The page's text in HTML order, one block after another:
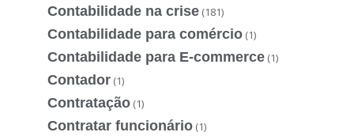
Contabilidade na crise (181)
Contabilidade para comércio (1)
Contabilidade para E-commerce (1)
Contador (1)
Contratação (1)
Contratar funcionário (1)